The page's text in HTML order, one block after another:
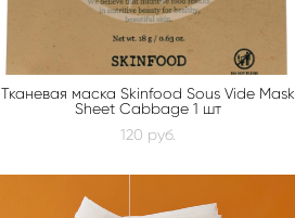
Тканевая маска Skinfood Sous Vide Mask
Sheet Cabbage 1 шт
120 pуб.